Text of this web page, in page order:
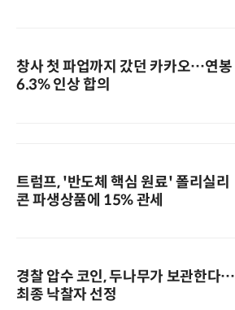
창사 첫 파업까지 갔던 카카오…연봉
6.3% 인상 합의
트럼프, '반도체 핵심 원료' 폴리실리
콘 파생상품에 15% 관세
경찰 압수 코인, 두나무가 보관한다…
최종 낙찰자 선정